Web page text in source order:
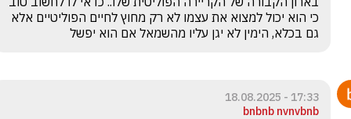
גם בכלא, הימין לא יגן עליו מהשמאל אם הוא יפשל
17:33 - 18.08.2025
bnbnb nvnvbnb